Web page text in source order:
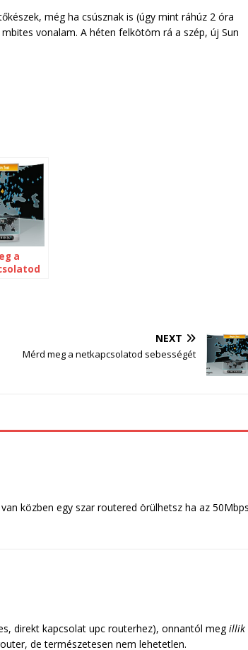
még ha csúsznak is (úgy mint ráhúz 2 óra
vonalam. A héten felkötöm rá a szép, új Sun
a
NEXT
Mérd meg a netkapcsolatod sebességét
közben egy szar routered örülhetsz ha az
direkt kapcsolat upc routerhez), onnantól megillik
de természetesen nem lehetetlen.